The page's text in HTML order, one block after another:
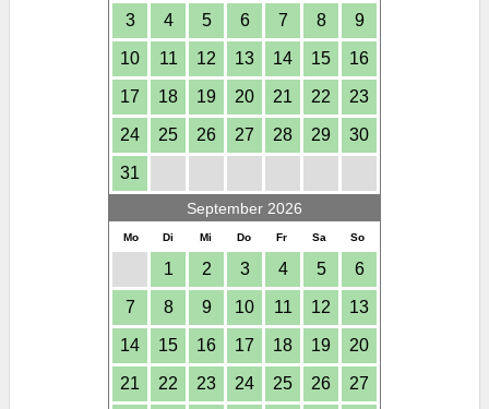
3 4 5 6 7 8 9
10 11 12 13 14 15 16
17 18 19 20 21 22 23
24 25 26 27 28 29 30
31
September 2026
Mo Di Mi Do Fr Sa So
1 2 3 4 5 6
7 8 9 10 11 12 13
14 15 16 17 18 19 20
21 22 23 24 25 26 27